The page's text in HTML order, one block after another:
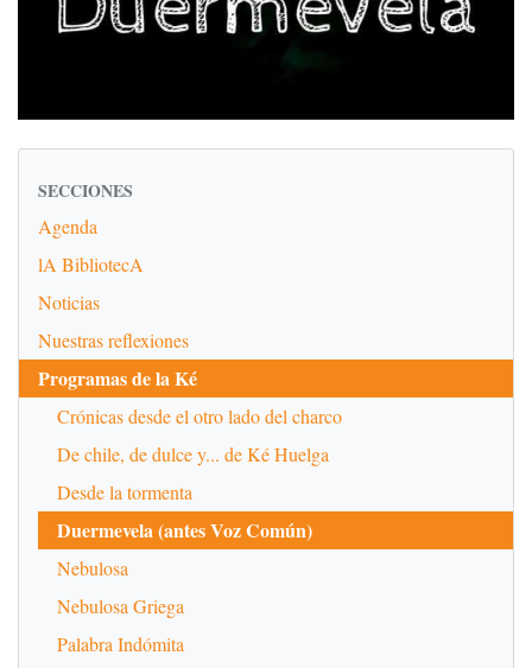
SECCIONES
Agenda
lA BibliotecA
Noticias
Nuestras reflexiones
Programas de la Ké
Crónicas desde el otro lado del charco
De chile, de dulce y... de Ké Huelga
Desde la tormenta
Duermevela (antes Voz Común)
Nebulosa
Nebulosa Griega
Palabra Indómita